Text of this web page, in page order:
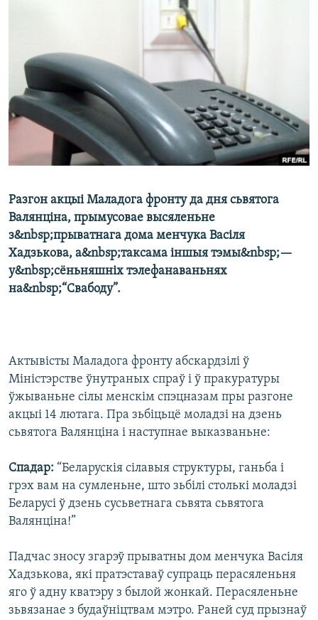
Разгон акцыі Маладога фронту да дня сьвятога
Валянціна, прымусовае высяленьне
з&nbsp;прыватнага дома менчука Васіля
Хадзькова, а&nbsp;таксама іншыя тэмы&nbsp;—
у&nbsp;сёньняшніх тэлефанаваньнях
на&nbsp;“Свабоду”.
Актывісты Маладога фронту абскардзілі ў
Міністэрстве ўнутраных спраў і ў пракуратуры
ўжываньне сілы менскім спэцназам пры разгоне
акцыі 14 лютага. Пра зьбіцьцё моладзі на дзень
сьвятога Валянціна і наступнае выказваньне:
Спадар: “Беларускія сілавыя структуры, ганьба і
грэх вам на сумленьне, што зьбілі столькі моладзі
Беларусі ў дзень сусьветнага сьвята сьвятога
Валянціна!”
Падчас зносу згарэў прыватны дом менчука Васіля
Хадзькова, які пратэставаў супраць перасяленьня
яго ў адну кватэру з былой жонкай. Перасяленьне
зьвязанае з будаўніцтвам мэтро. Раней суд прызнаў